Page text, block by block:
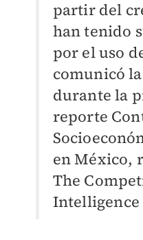
partir del
han tenido
por el uso
comunicó
durante la
reporte
en México,
The
Intelligence